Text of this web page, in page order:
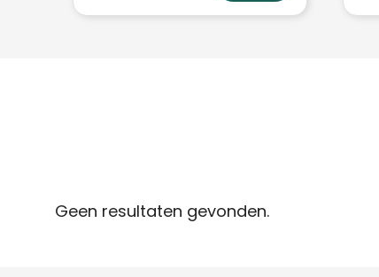
Geen resultaten gevonden.